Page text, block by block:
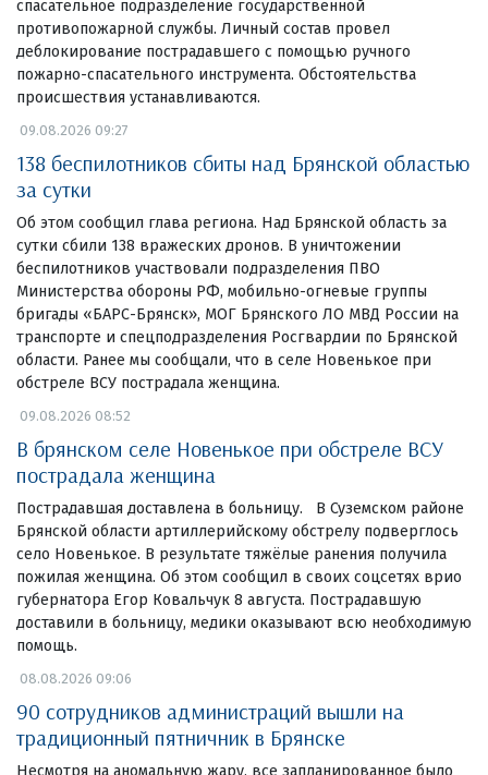
спасательное подразделение государственной
противопожарной службы. Личный состав провел
деблокирование пострадавшего с помощью ручного
пожарно-спасательного инструмента. Обстоятельства
происшествия устанавливаются.
09.08.2026 09:27
138 беспилотников сбиты над Брянской областью
за сутки
Об этом сообщил глава региона. Над Брянской область за
сутки сбили 138 вражеских дронов. В уничтожении
беспилотников участвовали подразделения ПВО
Министерства обороны РФ, мобильно-огневые группы
бригады «БАРС-Брянск», МОГ Брянского ЛО МВД России на
транспорте и спецподразделения Росгвардии по Брянской
области. Ранее мы сообщали, что в селе Новенькое при
обстреле ВСУ пострадала женщина.
09.08.2026 08:52
В брянском селе Новенькое при обстреле ВСУ
пострадала женщина
Пострадавшая доставлена в больницу. В Суземском районе
Брянской области артиллерийскому обстрелу подверглось
село Новенькое. В результате тяжёлые ранения получила
пожилая женщина. Об этом сообщил в своих соцсетях врио
губернатора Егор Ковальчук 8 августа. Пострадавшую
доставили в больницу, медики оказывают всю необходимую
помощь.
08.08.2026 09:06
90 сотрудников администраций вышли на
традиционный пятничник в Брянске
Несмотря на аномальную жару, все запланированное было